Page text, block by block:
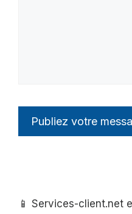
📱 Services-client.net